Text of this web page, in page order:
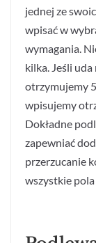
jednej ze
wpisać w
wymagania.
kilka. Jeśli
otrzymujemy
wpisujemy
Dokładne
zapewniać
przerzucanie
wszystkie pola